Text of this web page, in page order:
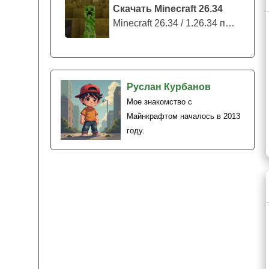
Скачать Minecraft 26.34
Minecraft 26.34 / 1.26.34 представляе...
Руслан Курбанов
Мое знакомство с
Майнкрафтом началось в 2013
году.